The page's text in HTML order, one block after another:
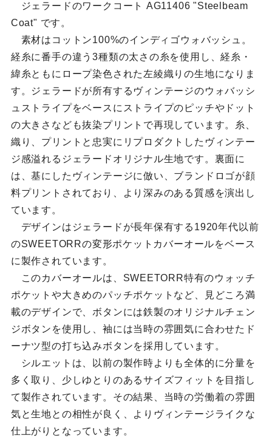
ジェラードのワークコート AG11406 "Steelbeam
Coat" です。
素材はコットン100%のインディゴウォバッシュ。
経糸に番手の違う3種類の太さの糸を使用し、経糸・
緯糸ともにロープ染色された左綾織りの生地になりま
す。ジェラードが所有するヴィンテージのウォバッシ
ュストライプをベースにストライプのピッチやドット
の大きさなども抜染プリントで再現しています。糸、
織り、プリントと忠実にリプロダクトしたヴィンテー
ジ感溢れるジェラードオリジナル生地です。裏面に
は、基にしたヴィンテージに倣い、ブランドロゴが顔
料プリントされており、より深みのある質感を演出し
ています。
デザインはジェラードが長年保有する1920年代以前
のSWEETORRの変形ポケットカバーオールをベース
に製作されています。
このカバーオールは、SWEETORR特有のウォッチ
ポケットや大きめのパッチポケットなど、見どころ満
載のデザインで、ボタンには鉄製のオリジナルチェン
ジボタンを使用し、袖には当時の雰囲気に合わせたド
ーナツ型の打ち込みボタンを採用しています。
シルエットは、以前の製作時よりも全体的に分量を
多く取り、少しゆとりのあるサイズフィットを目指し
て製作されています。その結果、当時の労働着の雰囲
気と生地との相性が良く、よりヴィンテージライクな
仕上がりとなっています。